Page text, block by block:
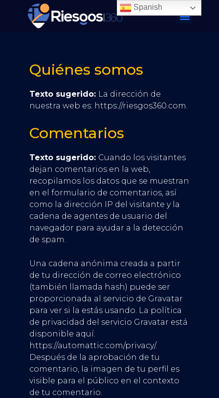
Quiénes somos
Texto sugerido: La dirección de
nuestra web es: https://riesgos360.com.
Comentarios
Texto sugerido: Cuando los visitantes
dejan comentarios en la web,
recopilamos los datos que se muestran
en el formulario de comentarios, así
como la dirección IP del visitante y la
cadena de agentes de usuario del
navegador para ayudar a la detección
de spam.
Una cadena anónima creada a partir
de tu dirección de correo electrónico
(también llamada hash) puede ser
proporcionada al servicio de Gravatar
para ver si la estás usando. La política
de privacidad del servicio Gravatar está
disponible aquí:
https://automattic.com/privacy/.
Después de la aprobación de tu
comentario, la imagen de tu perfil es
visible para el público en el contexto
de tu comentario.
Spanish